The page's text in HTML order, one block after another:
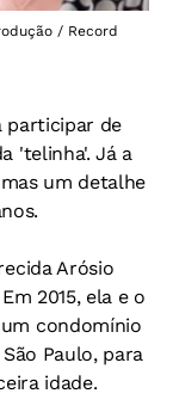
/ Record
participar de
'telinha'. Já a
um detalhe
Arósio
2015, ela e o
condomínio
Paulo, para
idade.